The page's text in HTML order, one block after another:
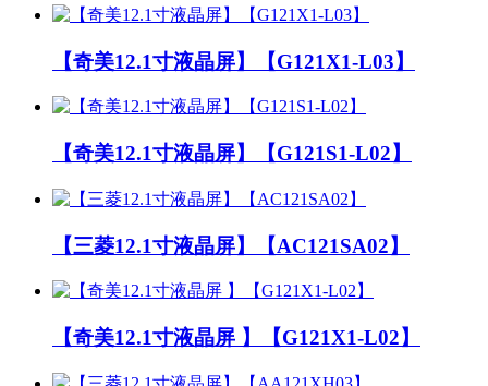
【奇美12.1寸液晶屏】【G121X1-L03】
【奇美12.1寸液晶屏】【G121S1-L02】
【三菱12.1寸液晶屏】【AC121SA02】
【奇美12.1寸液晶屏 】【G121X1-L02】